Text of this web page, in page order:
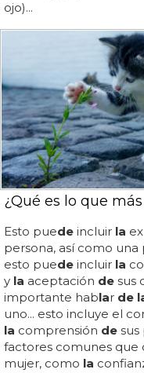
ojo)...
¿Qué es lo que
Esto puede incluir la
persona, así como
esto puede incluir la
y la aceptación de sus
importante hablar de
uno... esto incluye el
la comprensión de sus
factores comunes que
mujer, como la